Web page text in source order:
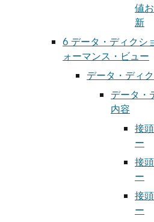
値
新
6 データ・ディクシ
ォーマンス・ビュー
データ・ディ
データ・
内容
接
ー
接
ー
接
ー